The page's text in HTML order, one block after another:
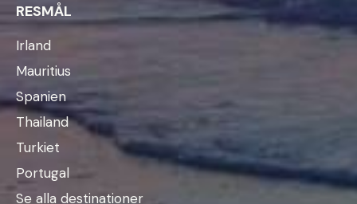
RESMÅL
Irland
Mauritius
Spanien
Thailand
Turkiet
Portugal
Se alla destinationer